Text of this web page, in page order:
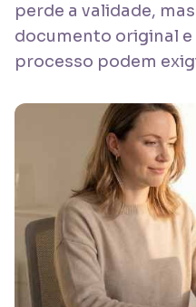
perde a validade,
documento original e
processo podem